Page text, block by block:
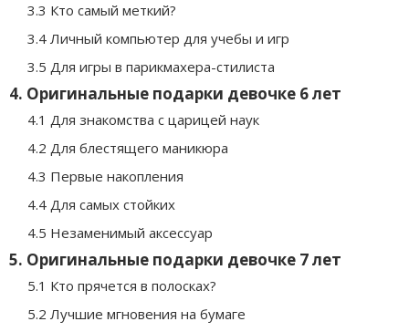
3.3 Кто самый меткий?
3.4 Личный компьютер для учебы и игр
3.5 Для игры в парикмахера-стилиста
4. Оригинальные подарки девочке 6 лет
4.1 Для знакомства с царицей наук
4.2 Для блестящего маникюра
4.3 Первые накопления
4.4 Для самых стойких
4.5 Незаменимый аксессуар
5. Оригинальные подарки девочке 7 лет
5.1 Кто прячется в полосках?
5.2 Лучшие мгновения на бумаге